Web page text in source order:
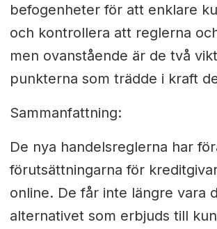
befogenheter för att enklare
och kontrollera att reglerna
men ovanstående är de två
punkterna som trädde i kraft
Sammanfattning:
De nya handelsreglerna har
förutsättningarna för
online. De får inte längre vara
alternativet som erbjuds till